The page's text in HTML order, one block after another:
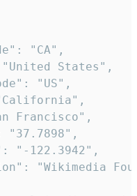
"CA",
States",
"US",
Francisco",
"37.7898",
"-122.3942",
"Wikimedia